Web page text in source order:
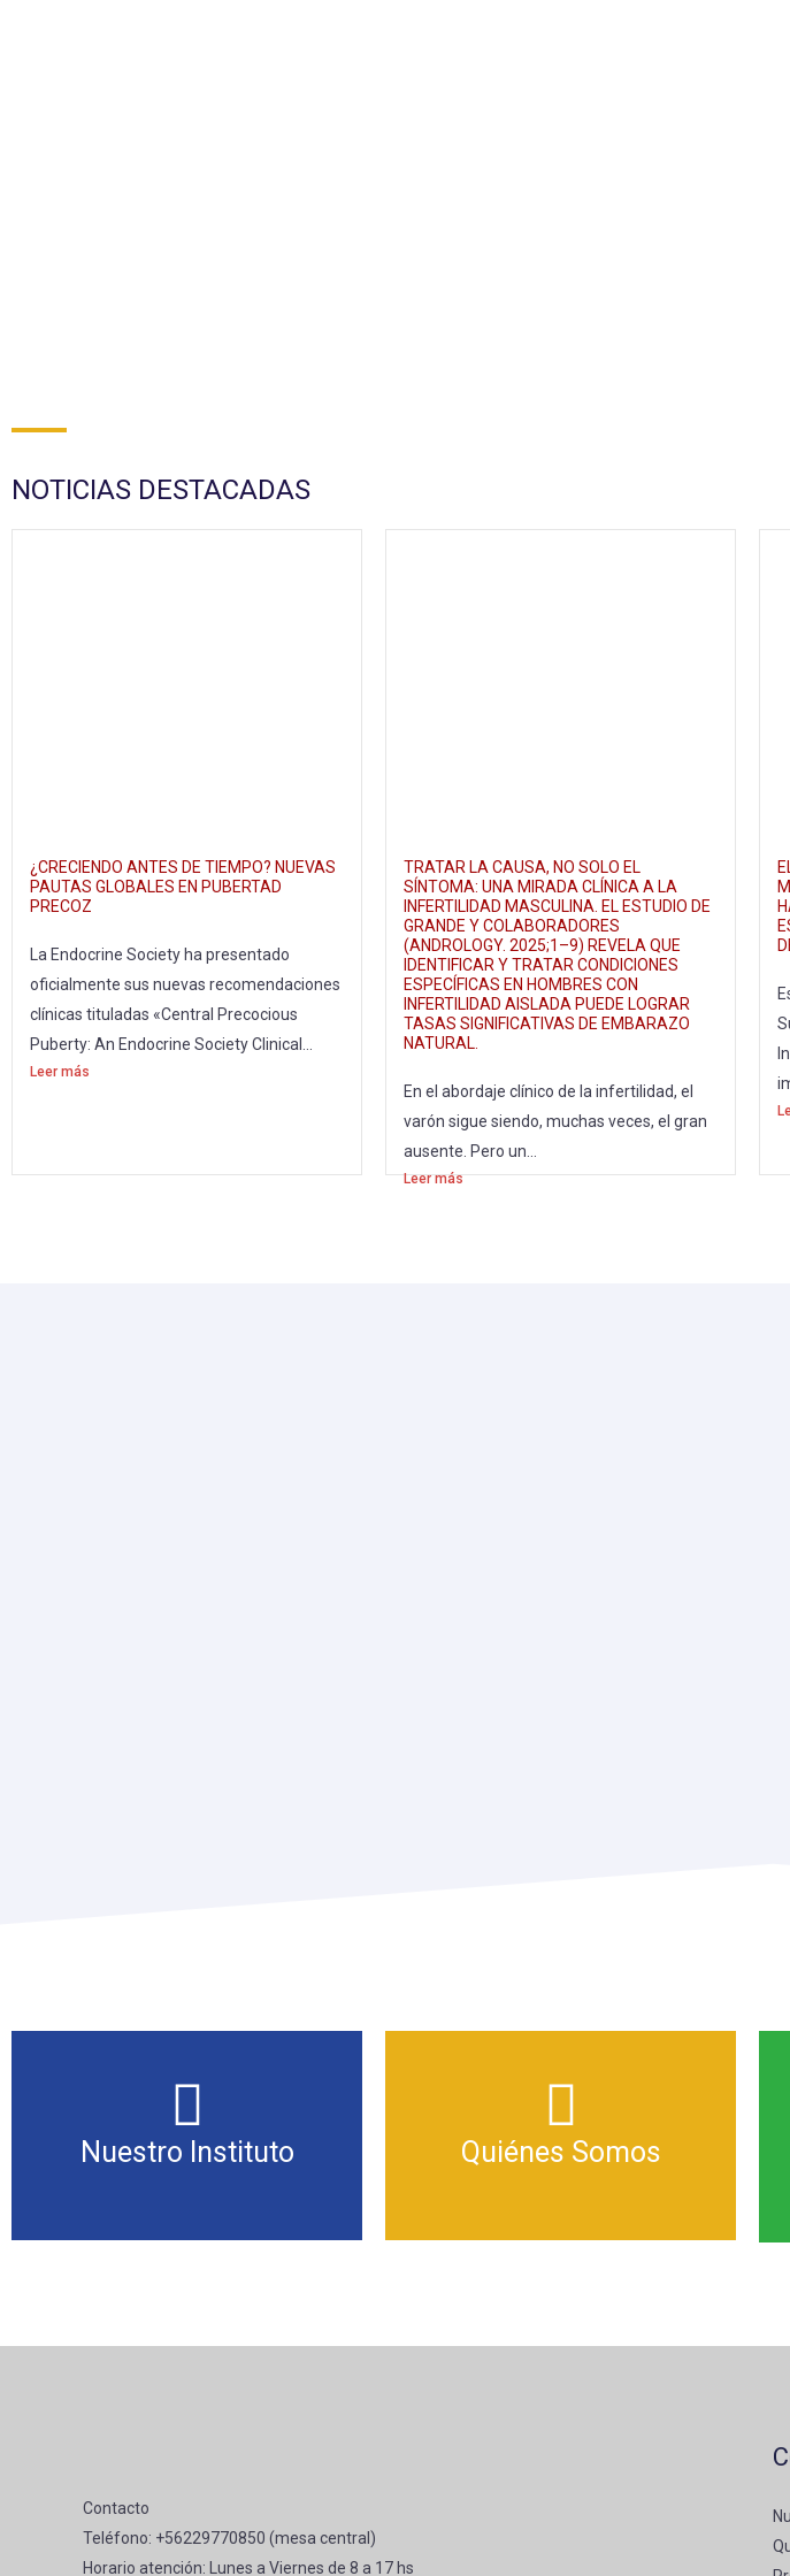
NOTICIAS DESTACADAS
¿CRECIENDO ANTES DE TIEMPO? NUEVAS
PAUTAS GLOBALES EN PUBERTAD
PRECOZ
La Endocrine Society ha presentado
oficialmente sus nuevas recomendaciones
clínicas tituladas «Central Precocious
Puberty: An Endocrine Society Clinical...
Leer más
TRATAR LA CAUSA, NO SOLO EL
SÍNTOMA: UNA MIRADA CLÍNICA A LA
INFERTILIDAD MASCULINA. EL ESTUDIO DE
GRANDE Y COLABORADORES
(ANDROLOGY. 2025;1–9) REVELA QUE
IDENTIFICAR Y TRATAR CONDICIONES
ESPECÍFICAS EN HOMBRES CON
INFERTILIDAD AISLADA PUEDE LOGRAR
TASAS SIGNIFICATIVAS DE EMBARAZO
NATURAL.
En el abordaje clínico de la infertilidad, el
varón sigue siendo, muchas veces, el gran
ausente. Pero un...
Leer más
Nuestro Instituto Quiénes Somos
Contacto
Teléfono: +56229770850 (mesa central)
Horario atención: Lunes a Viernes de 8 a 17 hs